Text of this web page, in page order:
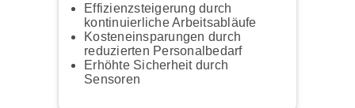
Effizienzsteigerung durch
kontinuierliche Arbeitsabläufe
Kosteneinsparungen durch
reduzierten Personalbedarf
Erhöhte Sicherheit durch
Sensoren